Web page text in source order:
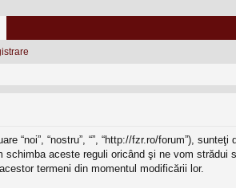
“noi”, “nostru”, “”, “http://fzr.ro/forum”),
schimba aceste reguli oricând şi ne vom
termeni din momentul modificării lor.